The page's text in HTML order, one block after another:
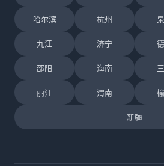
哈尔滨 杭州
九江 济宁
邵阳 海南
丽江 渭南
新疆